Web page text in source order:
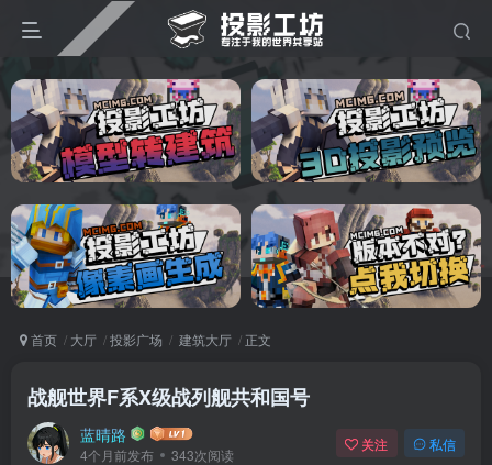
首页 大厅 投影广场 建筑大厅 正文
战舰世界F系X级战列舰共和国号
蓝晴路
4个月前发布 343次阅读
关注 私信